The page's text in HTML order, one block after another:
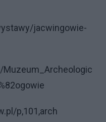
jacwingowie-
p,101,arch